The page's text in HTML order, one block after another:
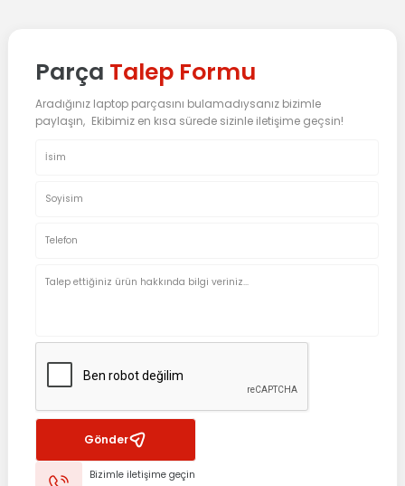
Parça Talep Formu
Aradığınız laptop parçasını bulamadıysanız bizimle
paylaşın, Ekibimiz en kısa sürede sizinle iletişime geçsin!
Gönder
Bizimle iletişime geçin